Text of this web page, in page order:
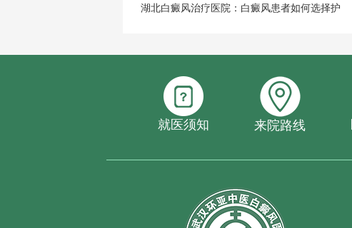
湖北白癜风治疗医院：白癜风患者如何选择护
就医须知 来院路线